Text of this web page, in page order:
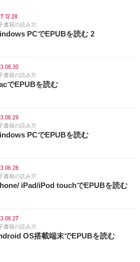
書籍の読み方
PCでEPUBを読む 2
書籍の読み方
でEPUBを読む
書籍の読み方
PCでEPUBを読む
書籍の読み方
iPad/iPod touchでEPUBを読む
書籍の読み方
OS搭載端末でEPUBを読む